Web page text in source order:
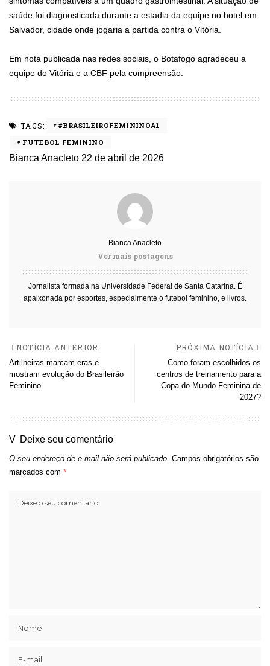
saúde foi diagnosticada durante a estadia da equipe no hotel em
Salvador, cidade onde jogaria a partida contra o Vitória.
Em nota publicada nas redes sociais, o Botafogo agradeceu a
equipe do Vitória e a CBF pela compreensão.
TAGS:
#BRASILEIROFEMININOA1
FUTEBOL FEMININO
Bianca Anacleto 22 de abril de 2026
Bianca Anacleto
Ver mais postagens
Jornalista formada na Universidade Federal de Santa Catarina. É
apaixonada por esportes, especialmente o futebol feminino, e livros.
NOTÍCIA ANTERIOR
Artilheiras marcam eras e
mostram evolução do Brasileirão
Feminino
PRÓXIMA NOTÍCIA
Como foram escolhidos os
centros de treinamento para a
Copa do Mundo Feminina de
2027?
Deixe seu comentário
O seu endereço de e-mail não será publicado. Campos obrigatórios são
marcados com *